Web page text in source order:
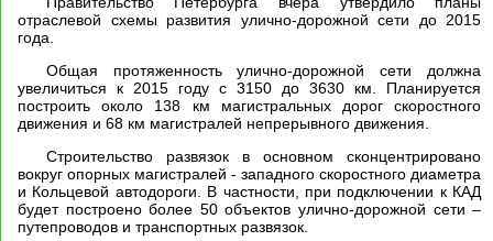
отраслевой схемы развития улично-дорожной сети до 2015
года.
Общая протяженность улично-дорожной сети должна
увеличиться к 2015 году с 3150 до 3630 км. Планируется
построить около 138 км магистральных дорог скоростного
движения и 68 км магистралей непрерывного движения.
Строительство развязок в основном сконцентрировано
вокруг опорных магистралей - западного скоростного диаметра
и Кольцевой автодороги. В частности, при подключении к КАД
будет построено более 50 объектов улично-дорожной сети –
путепроводов и транспортных развязок.